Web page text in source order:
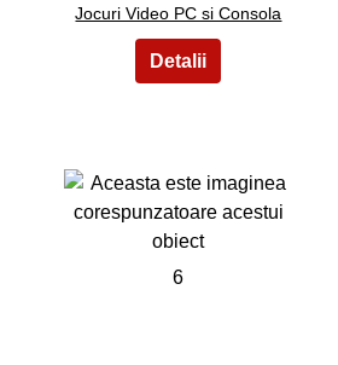
Jocuri Video PC si Consola
6